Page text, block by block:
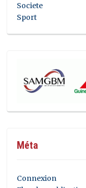
Societe
Sport
Méta
Connexion